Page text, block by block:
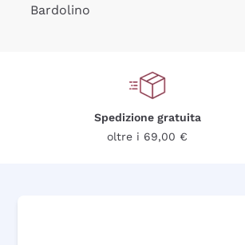
Bardolino
Spedizione gratuita
oltre i 69,00 €